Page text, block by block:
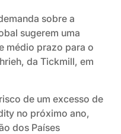
sobre a
sugerem uma
médio prazo para o
da Tickmill, em
de um excesso de
no próximo ano,
dos Países